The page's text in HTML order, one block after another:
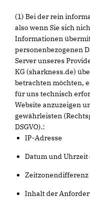
(1) Bei der rein
also wenn Sie sich
Informationen
personenbezogenen
Server unseres
KG (sharkness.de)
betrachten möchten,
für uns technisch
Website anzuzeigen
gewährleisten
DSGVO).:
IP-Adresse
Datum und Uhrzeit
Zeitzonendifferenz
Inhalt der